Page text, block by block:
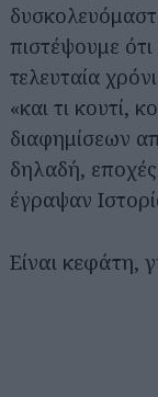
πιστέψουμε
τελευταία
«και τι κουτί,
διαφημίσεων
δηλαδή,
έγραψαν
Είναι κεφάτη,